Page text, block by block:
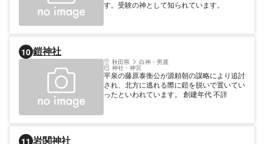
す。受験の神として知られています。
10 鎧神社
秋田県 白神・男鹿
神社・神宮
平泉の藤原泰衡公が源頼朝の謀略により追討
され、北方に逃れる際に鎧を脱いで置いてい
ったといわれています。 創建年代 不詳
11 岩関神社